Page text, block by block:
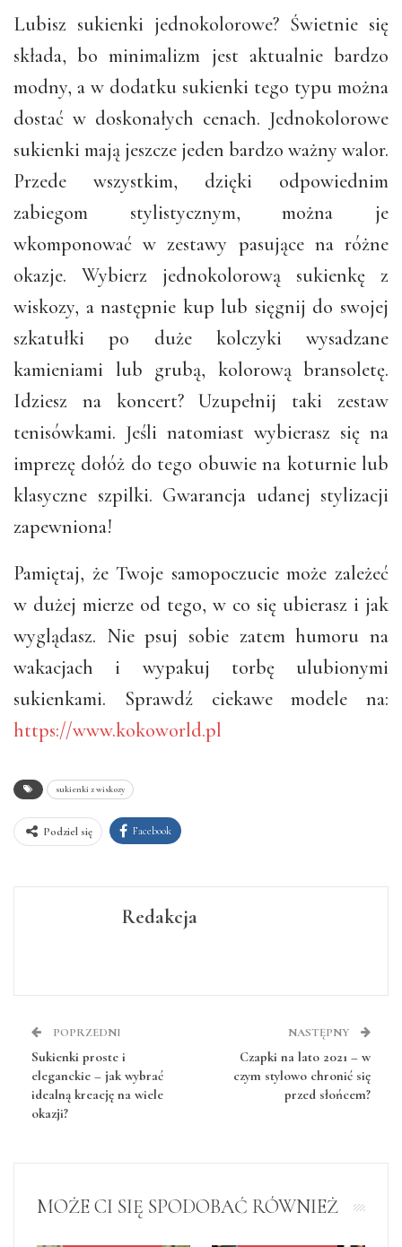
Lubisz sukienki jednokolorowe? Świetnie się
składa, bo minimalizm jest aktualnie bardzo
modny, a w dodatku sukienki tego typu można
dostać w doskonałych cenach. Jednokolorowe
sukienki mają jeszcze jeden bardzo ważny walor.
Przede wszystkim, dzięki odpowiednim
zabiegom stylistycznym, można je
wkomponować w zestawy pasujące na różne
okazje. Wybierz jednokolorową sukienkę z
wiskozy, a następnie kup lub sięgnij do swojej
szkatułki po duże kolczyki wysadzane
kamieniami lub grubą, kolorową bransoletę.
Idziesz na koncert? Uzupełnij taki zestaw
tenisówkami. Jeśli natomiast wybierasz się na
imprezę dołóż do tego obuwie na koturnie lub
klasyczne szpilki. Gwarancja udanej stylizacji
zapewniona!
Pamiętaj, że Twoje samopoczucie może zależeć
w dużej mierze od tego, w co się ubierasz i jak
wyglądasz. Nie psuj sobie zatem humoru na
wakacjach i wypakuj torbę ulubionymi
sukienkami. Sprawdź ciekawe modele na:
https://www.kokoworld.pl
sukienki z wiskozy
Podziel się Facebook
Redakcja
POPRZEDNI
Sukienki proste i
eleganckie – jak wybrać
idealną kreację na wiele
okazji?
NASTĘPNY
Czapki na lato 2021 – w
czym stylowo chronić się
przed słońcem?
MOŻE CI SIĘ SPODOBAĆ RÓWNIEŻ